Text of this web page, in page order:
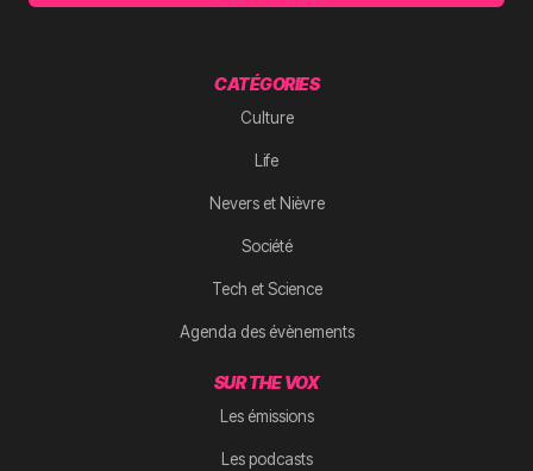
CATÉGORIES
Culture
Life
Nevers et Nièvre
Société
Tech et Science
Agenda des évènements
SUR THE VOX
Les émissions
Les podcasts